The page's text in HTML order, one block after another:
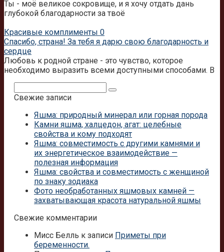
Ты - моё великое сокровище, и я хочу отдать дань
глубокой благодарности за твоё
Красивые комплименты 0
Спасибо, страна! За тебя я дарю свою благодарность и
сердце
Любовь к родной стране - это чувство, которое
необходимо выразить всеми доступными способами. В
Свежие записи
Яшма: природный минерал или горная порода
Камни яшма, халцедон, агат: целебные
свойства и кому подходят
Яшма: совместимость с другими камнями и
их энергетическое взаимодействие —
полезная информация
Яшма: свойства и совместимость с женщиной
по знаку зодиака
Фото необработанных яшмовых камней —
захватывающая красота натуральной яшмы
Свежие комментарии
Мисс Белль к записи Приметы при
беременности.